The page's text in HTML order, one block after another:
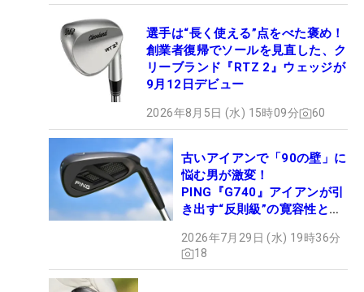
選手は“長く使える”点をべた褒め！
創業者復帰でソールを見直した、ク
リーブランド『RTZ 2』ウェッジが
9月12日デビュー
2026年8月5日 (水) 15時09分 60
古いアイアンで「90の壁」に
悩む男が激変！
PING『G740』アイアンが引
き出す“反則級”の寛容性と飛
2026年7月29日 (水) 19時36分
18